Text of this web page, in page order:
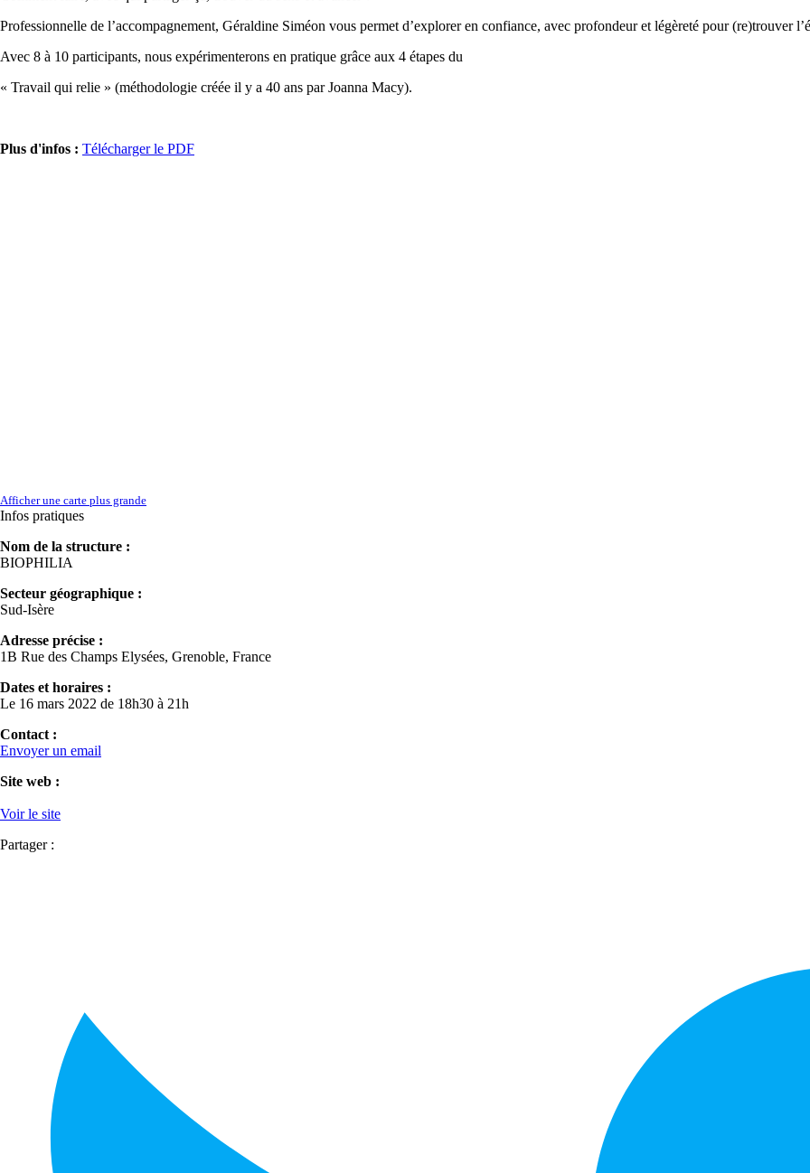
Professionnelle de l’accompagnement, Géraldine Siméon vous permet d’explorer en confiance, avec profondeur et légèreté pour (re)trouver
Avec 8 à 10 participants, nous expérimenterons en pratique grâce aux 4 étapes du
« Travail qui relie » (méthodologie créée il y a 40 ans par Joanna Macy).
Plus d'infos : Télécharger le PDF
Afficher une carte plus grande
Infos pratiques
Nom de la structure :
BIOPHILIA
Secteur géographique :
Sud-Isère
Adresse précise :
1B Rue des Champs Elysées, Grenoble, France
Dates et horaires :
Le 16 mars 2022 de 18h30 à 21h
Contact :
Envoyer un email
Site web :
Voir le site
Partager :